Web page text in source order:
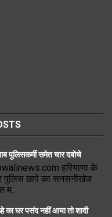
पुलिसकर्मी समेत चार दबोचे
हरियाणा के
पुलिस छापे का सनसनीखेज
म...
का घर पसंद नहीं आया तो शादी